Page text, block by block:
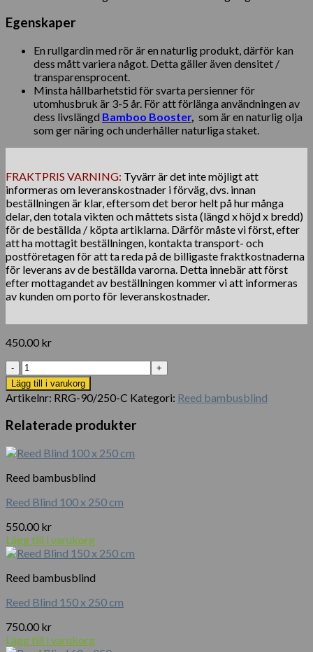
Egenskaper
En rullgardin med rör är en naturlig produkt, därför kan
dess mått variera något. Detta gäller även densitet /
transparensprocent.
Minsta hållbarhetstid för svarta persienner för
utomhusbruk är 3-5 år. För att förlänga användningen av
dess livslängd Bamboo Booster, som är en naturlig olja
som ger näring och underhåller naturliga staket.
FRAKTPRIS VARNING: Tyvärr är det inte möjligt att
informeras om leveranskostnader i förväg, dvs. innan
beställningen är klar, eftersom det beror helt på hur många
delar, den totala vikten och måttets sista (längd x höjd x bredd)
för de beställda / köpta artiklarna. Därför måste vi först, efter
att ha mottagit beställningen, kontakta transport- och
postföretagen för att ta reda på de billigaste fraktkostnaderna
för leverans av de beställda varorna. Detta innebär att först
efter mottagandet av beställningen kommer vi att informeras
av kunden om porto för leveranskostnader.
450.00 kr
Reed
Blind
90
x
250
cm
Lägg till i varukorg
Artikelnr: RRG-90/250-C Kategori: Reed bambusblind
Relaterade produkter
Reed bambusblind
Reed Blind 100 x 250 cm
550.00 kr
Lägg till i varukorg
Reed bambusblind
Reed Blind 150 x 250 cm
750.00 kr
Lägg till i varukorg